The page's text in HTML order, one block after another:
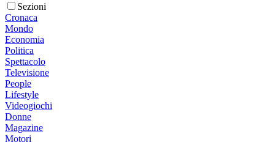
Sezioni
Cronaca
Mondo
Economia
Politica
Spettacolo
Televisione
People
Lifestyle
Videogiochi
Donne
Magazine
Motori